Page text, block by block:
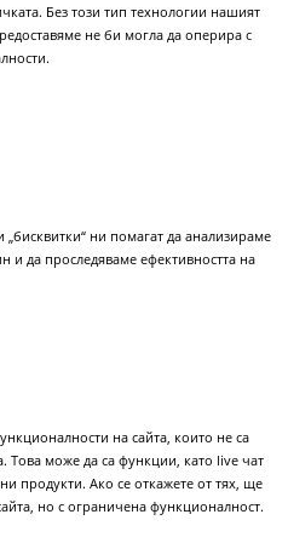
Без този тип технологии нашият
не би могла да оперира с
„бисквитки“ ни помагат да анализираме
и да проследяваме ефективността на
на сайта, които не са
Това може да са функции, като live чат
продукти. Ако се откажете от тях, ще
но с ограничена функционалност.